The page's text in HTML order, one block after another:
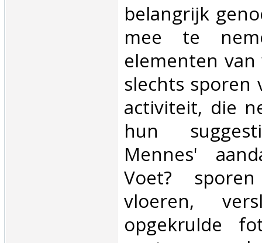
belangrijk
mee te
elementen
slechts sporen
activiteit, die
hun
Mennes'
Voet?
vloeren,
opgekrulde